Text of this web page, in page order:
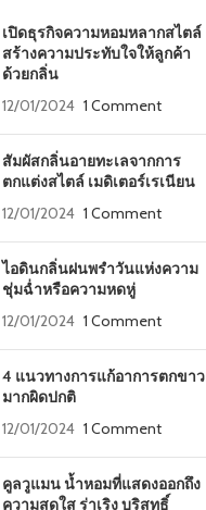
เปิดธุรกิจความหอมหลากสไตล์
สร้างความประทับใจให้ลูกค้า
ด้วยกลิ่น
12/01/2024 1 Comment
สัมผัสกลิ่นอายทะเลจากการ
ตกแต่งสไตล์ เมดิเตอร์เรเนียน
12/01/2024 1 Comment
ไอดินกลิ่นฝนพรำวันแห่งความ
ชุ่มฉ่ำหรือความหดหู่
12/01/2024 1 Comment
4 แนวทางการแก้อาการตกขาว
มากผิดปกติ
12/01/2024 1 Comment
คูลวูแมน น้ำหอมที่แสดงออกถึง
ความสดใส ร่าเริง บริสุทธิ์